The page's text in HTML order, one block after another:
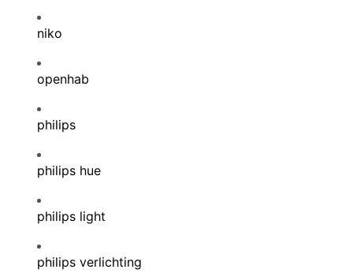
niko
openhab
philips
philips hue
philips light
philips verlichting